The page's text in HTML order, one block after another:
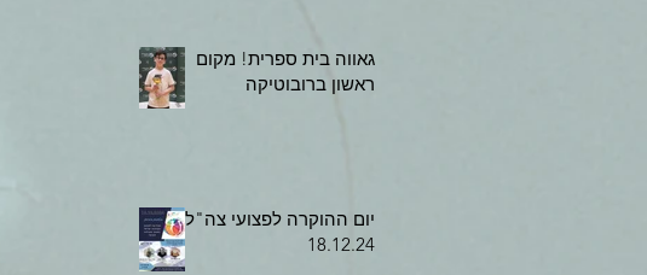
גאווה בית ספרית! מקום
ראשון ברובוטיקה
יום ההוקרה לפצועי צה"ל,
18.12.24